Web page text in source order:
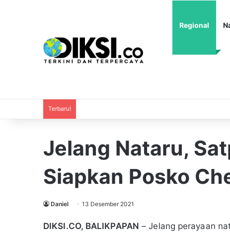
Regional
Terbaru!
Jelang Nataru,
Siapkan Posko
Daniel 13 Desember 2021
DIKSI.CO, BALIKPAPAN – Jelang perayaan